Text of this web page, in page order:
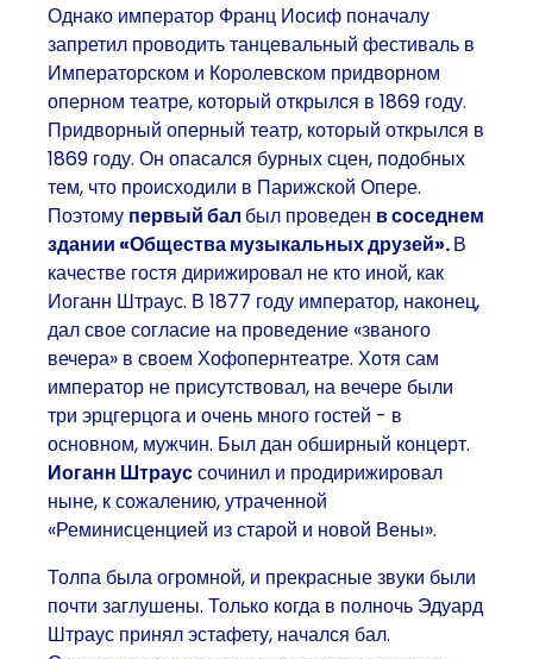
Однако император Франц Иосиф поначалу
запретил проводить танцевальный фестиваль в
Императорском и Королевском придворном
оперном театре, который открылся в 1869 году.
Придворный оперный театр, который открылся в
1869 году. Он опасался бурных сцен, подобных
тем, что происходили в Парижской Опере.
Поэтому первый бал был проведен в соседнем
здании «Общества музыкальных друзей».В
качестве гостя дирижировал не кто иной, как
Иоганн Штраус. В 1877 году император, наконец,
дал свое согласие на проведение «званого
вечера» в своем Хофопернтеатре. Хотя сам
император не присутствовал, на вечере были
три эрцгерцога и очень много гостей - в
основном, мужчин. Был дан обширный концерт.
Иоганн Штрауссочинил и продирижировал
ныне, к сожалению, утраченной
«Реминисценцией из старой и новой Вены».
Толпа была огромной, и прекрасные звуки были
почти заглушены. Только когда в полночь Эдуард
Штраус принял эстафету, начался бал.